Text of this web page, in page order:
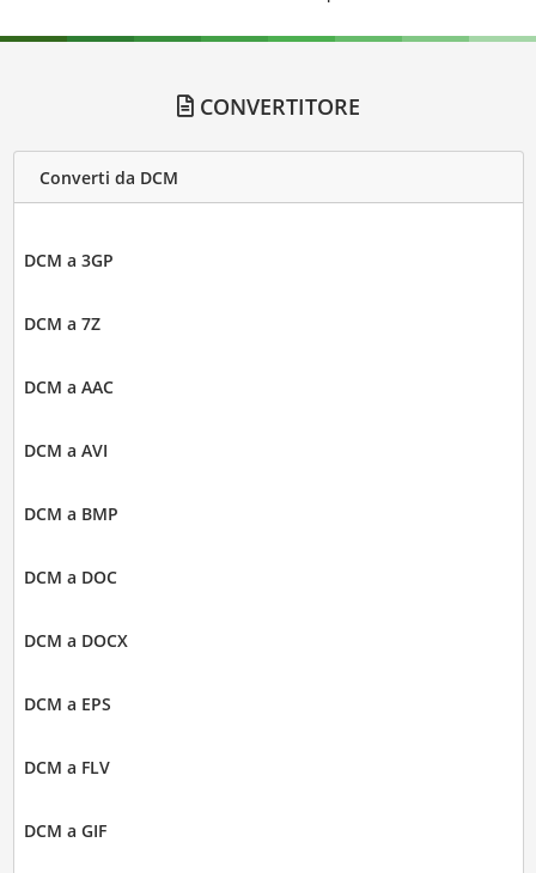
CONVERTITORE
Converti da DCM
DCM a 3GP
DCM a 7Z
DCM a AAC
DCM a AVI
DCM a BMP
DCM a DOC
DCM a DOCX
DCM a EPS
DCM a FLV
DCM a GIF